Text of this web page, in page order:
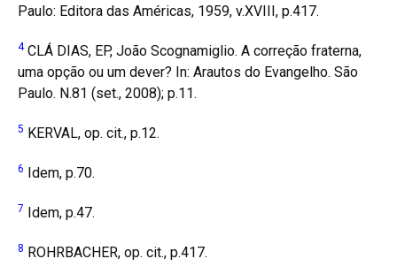
Paulo: Editora das Américas, 1959, v.XVIII, p.417.
4CLÁ DIAS, EP, João Scognamiglio. A correção fraterna,
uma opção ou um dever? In: Arautos do Evangelho. São
Paulo. N.81 (set., 2008); p.11.
5 KERVAL, op. cit., p.12.
6 Idem, p.70.
7 Idem, p.47.
8 ROHRBACHER, op. cit., p.417.